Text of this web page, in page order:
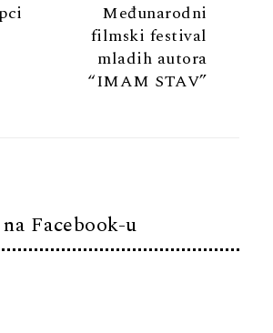
Međunarodni
filmski festival
mladih autora
“IMAM STAV”
Facebook-u